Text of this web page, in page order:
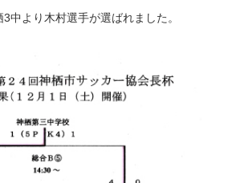
中より木村選手が選ばれました。